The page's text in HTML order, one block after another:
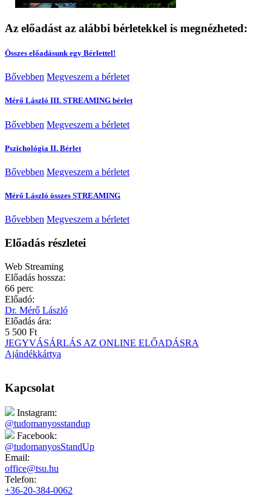
Az előadást az alábbi bérletekkel is megnézheted:
Összes előadásunk egy Bérlettel!
Bővebben Megveszem a bérletet
Mérő László III. STREAMING bérlet
Bővebben Megveszem a bérletet
Pszichológia II. Bérlet
Bővebben Megveszem a bérletet
Mérő László összes STREAMING
Bővebben Megveszem a bérletet
Előadás részletei
Web Streaming
Előadás hossza:
66 perc
Előadó:
Dr. Mérő László
Előadás ára:
5 500 Ft
JEGYVÁSÁRLÁS AZ ONLINE ELŐADÁSRA
Ajándékkártya
Kapcsolat
Instagram:
@tudomanyosstandup
Facebook:
@tudomanyosStandUp
Email:
office@tsu.hu
Telefon:
+36-20-384-0062